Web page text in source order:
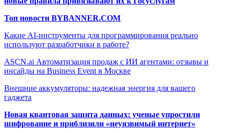
Топ новости BYBANNER.COM
Какие AI-инструменты для программирования реально
используют разработчики в работе?
ASCN.ai Автоматизация продаж с ИИ агентами: отзывы и
инсайды на Business Event в Москве
Внешние аккумуляторы: надежная энергия для вашего
гаджета
Новая квантовая защита данных: ученые упростили
шифрование и приблизили «неуязвимый интернет»